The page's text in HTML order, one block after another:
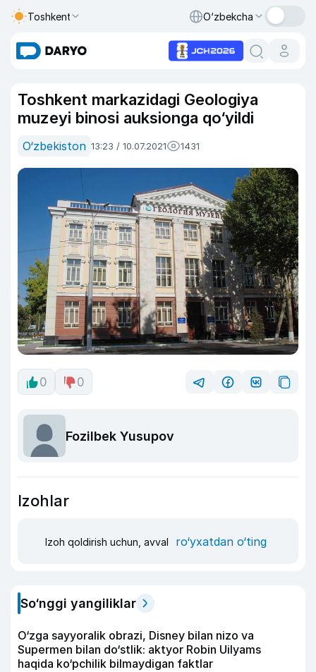
Toshkent O‘zbekcha
Toshkent markazidagi Geologiya
muzeyi binosi auksionga qo‘yildi
O‘zbekiston 13:23 / 10.07.2021 1431
0 0
Fozilbek Yusupov
Izohlar
Izoh qoldirish uchun, avval ro‘yxatdan o‘ting
So‘nggi yangiliklar
O‘zga sayyoralik obrazi, Disney bilan nizo va
Supermen bilan do‘stlik: aktyor Robin Uilyams
haqida ko‘pchilik bilmaydigan faktlar